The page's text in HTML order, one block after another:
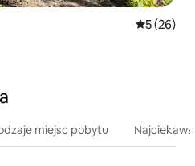
Średnia
5 (26)
miejsc pobytu